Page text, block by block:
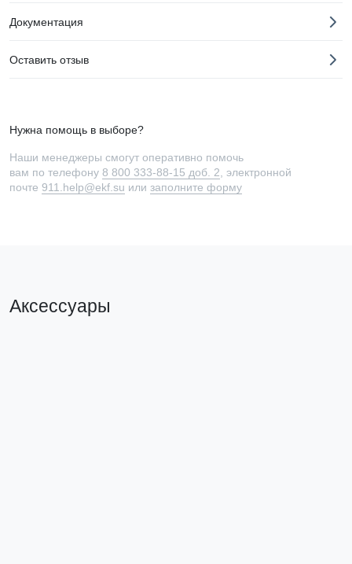
Документация
Оставить отзыв
Нужна помощь в выборе?
Наши менеджеры смогут оперативно помочь
вам по телефону 8 800 333-88-15 доб. 2 , электронной
почте 911.help@ekf.su или заполните форму
Аксессуары